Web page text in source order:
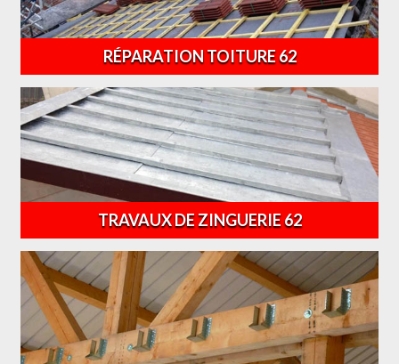
RÉPARATION TOITURE 62
TRAVAUX DE ZINGUERIE 62